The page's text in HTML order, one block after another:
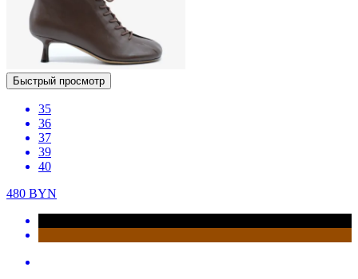
Быстрый просмотр
35
36
37
39
40
480 BYN